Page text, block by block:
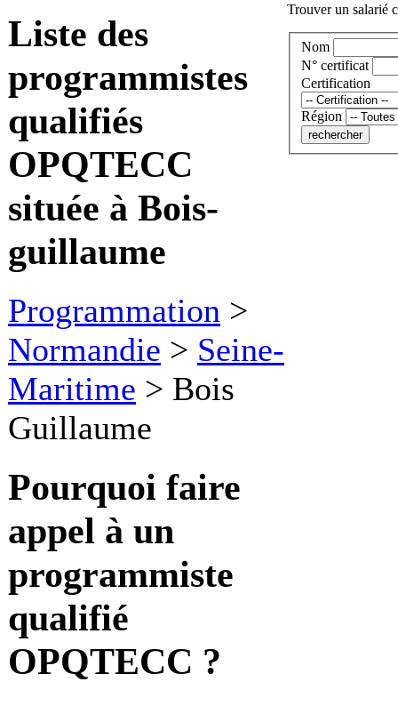
Liste des
programmistes
qualifiés
OPQTECC
située à Bois-
guillaume
Programmation >
Normandie > Seine-
Maritime > Bois
Guillaume
Pourquoi faire
appel à un
programmiste
qualifié
OPQTECC ?
Trouver un salarié
Nom
N° certificat
Certification
Région